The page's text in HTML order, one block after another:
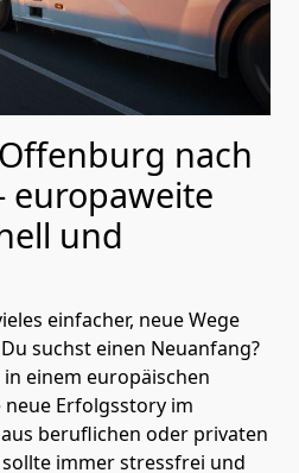
Offenburg nach
europaweite
und
einfacher, neue Wege
suchst einen Neuanfang?
einem europäischen
neue Erfolgsstory im
beruflichen oder privaten
immer stressfrei und